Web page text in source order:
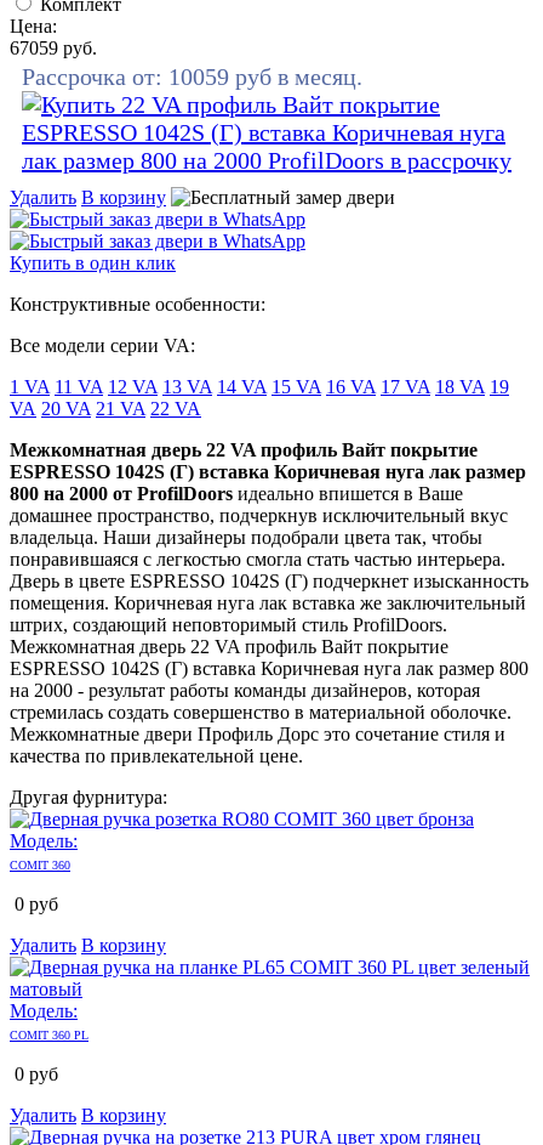
Цена:
67059 руб.
Рассрочка от: 10059 руб в месяц.
Удалить В корзину
Купить в один клик
Конструктивные особенности:
Все модели серии VA:
1 VA 11 VA 12 VA 13 VA 14 VA 15 VA 16 VA 17 VA 18 VA 19
VA 20 VA 21 VA 22 VA
Межкомнатная дверь 22 VA профиль Вайт покрытие
ESPRESSO 1042S (Г) вставка Коричневая нуга лак размер
800 на 2000 от ProfilDoors идеально впишется в Ваше
домашнее пространство, подчеркнув исключительный вкус
владельца. Наши дизайнеры подобрали цвета так, чтобы
понравившаяся с легкостью смогла стать частью интерьера.
Дверь в цвете ESPRESSO 1042S (Г) подчеркнет изысканность
помещения. Коричневая нуга лак вставка же заключительный
штрих, создающий неповторимый стиль ProfilDoors.
Межкомнатная дверь 22 VA профиль Вайт покрытие
ESPRESSO 1042S (Г) вставка Коричневая нуга лак размер 800
на 2000 - результат работы команды дизайнеров, которая
стремилась создать совершенство в материальной оболочке.
Межкомнатные двери Профиль Дорс это сочетание стиля и
качества по привлекательной цене.
Другая фурнитура:
Модель:
COMIT 360
0 руб
Удалить В корзину
Модель:
COMIT 360 PL
0 руб
Удалить В корзину